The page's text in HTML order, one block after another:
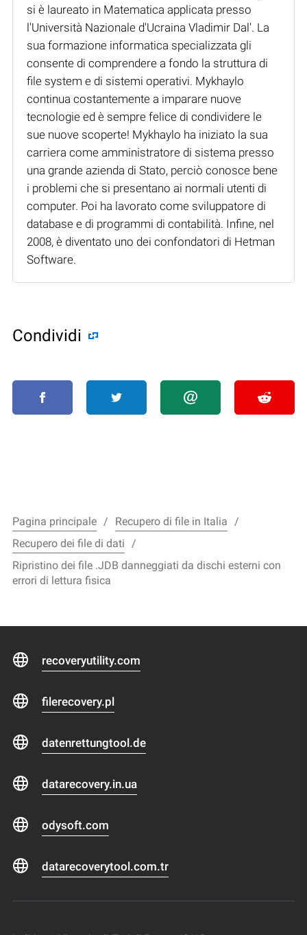
si è laureato in Matematica applicata presso
l'Università Nazionale d'Ucraina Vladimir Dal'. La
sua formazione informatica specializzata gli
consente di comprendere a fondo la struttura di
file system e di sistemi operativi. Mykhaylo
continua costantemente a imparare nuove
tecnologie ed è sempre felice di condividere le
sue nuove scoperte! Mykhaylo ha iniziato la sua
carriera come amministratore di sistema presso
una grande azienda di Stato, perciò conosce bene
i problemi che si presentano ai normali utenti di
computer. Poi ha lavorato come sviluppatore di
database e di programmi di contabilità. Infine, nel
2008, è diventato uno dei confondatori di Hetman
Software.
Condividi
Pagina principale
Recupero di file in Italia
Recupero dei file di dati
Ripristino dei file .JDB danneggiati da dischi esterni con
errori di lettura fisica
recoveryutility.com
filerecovery.pl
datenrettungtool.de
datarecovery.in.ua
odysoft.com
datarecoverytool.com.tr